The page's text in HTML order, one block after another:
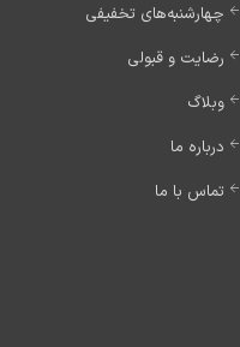
چهارشنبه‌های تخفیفی
رضایت و قبولی
وبلاگ
درباره ما
تماس با ما